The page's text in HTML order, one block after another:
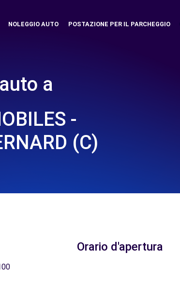
NOLEGGIO AUTO POSTAZIONE PER IL PARCHEGGIO
a
-
(C)
Orario d'apertura